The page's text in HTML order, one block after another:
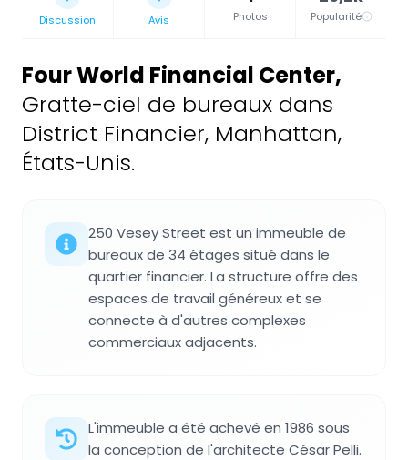
Discussion Avis Photos Popularité
Four World Financial Center,
Gratte-ciel de bureaux dans
District Financier, Manhattan,
États-Unis.
250 Vesey Street est un immeuble de
bureaux de 34 étages situé dans le
quartier financier. La structure offre des
espaces de travail généreux et se
connecte à d'autres complexes
commerciaux adjacents.
L'immeuble a été achevé en 1986 sous
la conception de l'architecte César Pelli.